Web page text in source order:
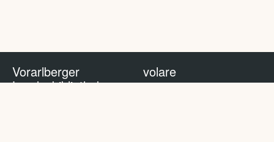
Vorarlberger
Landesbibliothek
volare